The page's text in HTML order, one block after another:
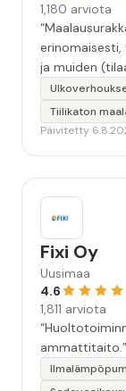
1,180 arviota
erinomaisesti,
ja muiden
hyvä,
huolellisesti.
Tiilikaton
Päivitetty
Fixi Oy
Uusimaa
4.6
1,811 arviota
ammattitaito.”